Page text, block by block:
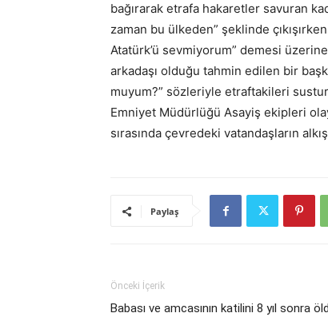
bağırarak etrafa hakaretler savuran
zaman bu ülkeden” şeklinde
Atatürk’ü sevmiyorum” demesi
arkadaşı olduğu tahmin edilen bir
muyum?” sözleriyle etraftakileri
Emniyet Müdürlüğü Asayiş ekipleri
sırasında çevredeki vatandaşların
Paylaş
Önceki İçerik
Babası ve amcasının katilini 8 yıl sonra